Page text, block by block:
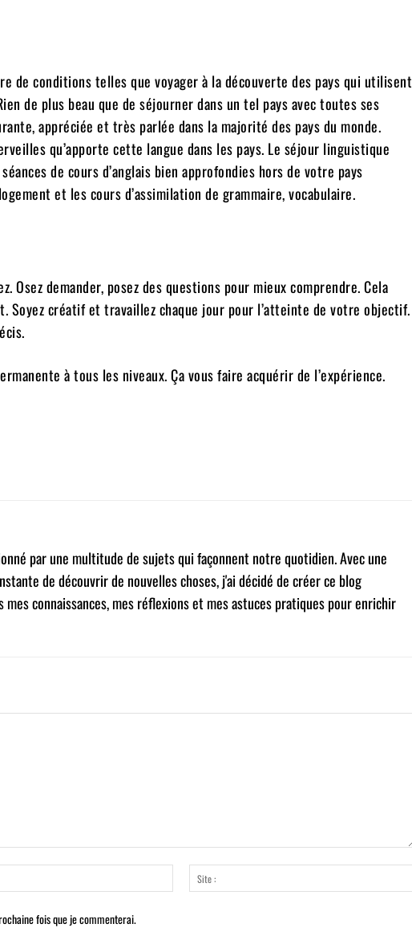
de conditions telles que voyager à la découverte des pays qui utilisent
de plus beau que de séjourner dans un tel pays avec toutes ses
appréciée et très parlée dans la majorité des pays du monde.
qu’apporte cette langue dans les pays. Le séjour linguistique
de cours d’anglais bien approfondies hors de votre pays
et les cours d’assimilation de grammaire, vocabulaire.
Osez demander, posez des questions pour mieux comprendre. Cela
Soyez créatif et travaillez chaque jour pour l’atteinte de votre objectif.
à tous les niveaux. Ça vous faire acquérir de l’expérience.
par une multitude de sujets qui façonnent notre quotidien. Avec une
de découvrir de nouvelles choses, j'ai décidé de créer ce blog
connaissances, mes réflexions et mes astuces pratiques pour enrichir
Email
:*
fois que je commenterai.